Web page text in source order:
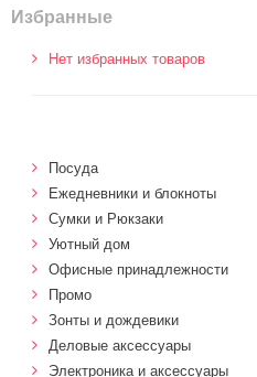
Избранные
Нет избранных товаров
Посуда
Ежедневники и блокноты
Сумки и Рюкзаки
Уютный дом
Офисные принадлежности
Промо
Зонты и дождевики
Деловые аксессуары
Электроника и аксессуары